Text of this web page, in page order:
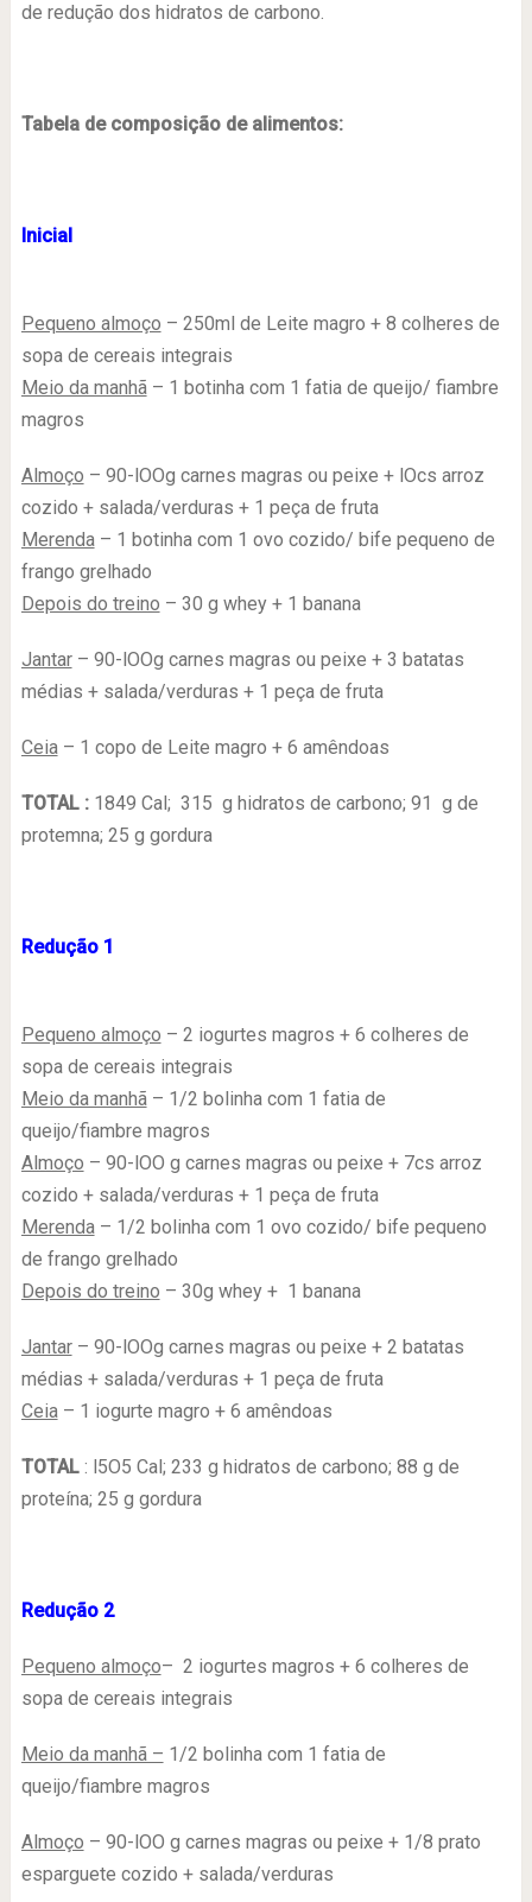
de redução dos hidratos de carbono.
Tabela de composição de alimentos:
Inicial
Pequeno almoço – 250ml de Leite magro + 8 colheres de
sopa de cereais integrais
Meio da manhã– 1 botinha com 1 fatia de queijo/ fiambre
magros
Almoço – 90-lOOg carnes magras ou peixe + lOcs arroz
cozido + salada/verduras + 1 peça de fruta
Merenda– 1 botinha com 1 ovo cozido/ bife pequeno de
frango grelhado
Depois do treino – 30 g whey + 1 banana
Jantar– 90-lOOg carnes magras ou peixe + 3 batatas
médias + salada/verduras + 1 peça de fruta
Ceia– 1 copo de Leite magro + 6 amêndoas
TOTAL :1849 Cal; 315 g hidratos de carbono; 91 g de
protemna; 25 g gordura
Redução 1
Pequeno almoço – 2 iogurtes magros + 6 colheres de
sopa de cereais integrais
Meio da manhã– 1/2 bolinha com 1 fatia de
queijo/fiambre magros
Almoço – 90-lOO g carnes magras ou peixe + 7cs arroz
cozido + salada/verduras + 1 peça de fruta
Merenda– 1/2 bolinha com 1 ovo cozido/ bife pequeno
de frango grelhado
Depois do treino – 30g whey + 1 banana
Jantar– 90-lOOg carnes magras ou peixe + 2 batatas
médias + salada/verduras + 1 peça de fruta
Ceia– 1 iogurte magro + 6 amêndoas
TOTAL: l5O5 Cal; 233 g hidratos de carbono; 88 g de
proteína; 25 g gordura
Redução 2
Pequeno almoço– 2 iogurtes magros + 6 colheres de
sopa de cereais integrais
Meio da manhã – 1/2 bolinha com 1 fatia de
queijo/fiambre magros
Almoço – 90-lOO g carnes magras ou peixe + 1/8 prato
esparguete cozido + salada/verduras